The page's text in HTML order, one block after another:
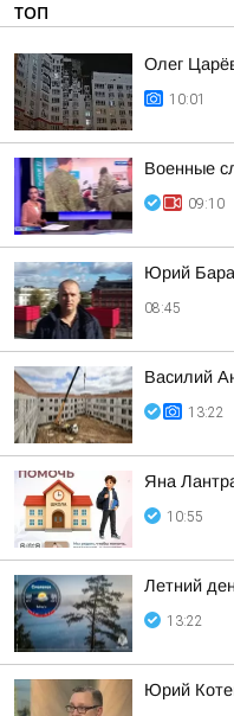
ТОП
Олег
10:01
Военные
09:10
Юрий
08:45
Василий
13:22
Яна
10:55
Летний
13:22
Юрий